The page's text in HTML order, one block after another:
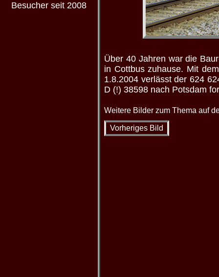
Besucher seit 2008
Über 40 Jahren war die
in Cottbus zuhause. Mit
1.8.2004 verlässt der 624
D (!) 38598 nach Potsdam
Weitere Bilder zum Thema auf
Vorheriges Bild